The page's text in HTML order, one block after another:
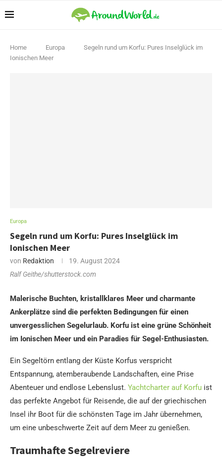
Home Europa
Segeln rund um Korfu: Pures Inselglück im
Ionischen Meer
Europa
Segeln rund um Korfu: Pures Inselglück im
Ionischen Meer
von Redaktion
19. August 2024
Ralf Geithe/shutterstock.com
Malerische Buchten, kristallklares Meer und charmante
Ankerplätze sind die perfekten Bedingungen für einen
unvergesslichen Segelurlaub. Korfu ist eine grüne Schönheit
im Ionischen Meer und ein Paradies für Segel-Enthusiasten.
Ein Segeltörn entlang der Küste Korfus verspricht
Entspannung, atemberaubende Landschaften, eine Prise
Abenteuer und endlose Lebenslust. Yachtcharter auf Korfu ist
das perfekte Angebot für Reisende, die auf der griechischen
Insel ihr Boot für die schönsten Tage im Jahr übernehmen,
um eine unbeschwerte Zeit auf dem Meer zu genießen.
Traumhafte Segelreviere